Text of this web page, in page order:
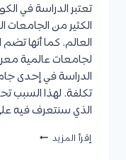
تعتبر الدراسة في
الكثير من
العالم. كما أنها
لجامعات عالمية
الدراسة في إحدى
تكلفة. لهذا السبب
الذي سنتعرف فيه
إقرأ المزيد أرخص